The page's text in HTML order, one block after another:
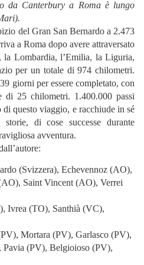
da Canterbury a Roma è lungo
del Gran San Bernardo a 2.473
a Roma dopo avere attraversato
la Lombardia,l’Emilia, la Liguria,
per un totale di 974 chilometri.
giorni per essere completato, con
di 25 chilometri. 1.400.000 passi
questo viaggio, e racchiude in sé
di cose successe durante
avventura.
(Svizzera), Echevennoz (AO),
Saint Vincent (AO), Verrei
Ivrea (TO), Santhià (VC),
Mortara (PV), Garlasco (PV),
(PV), Belgioioso (PV),